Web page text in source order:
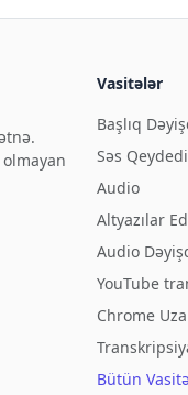
Vasitələr
Başlıq
Səs
Audio
Altyazılar
Audio
YouTube
Chrome
Bütün